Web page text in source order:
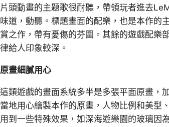
片頭動畫的主題歌很耐聽，帶領玩者進去
味道，動聽。標題畫面的配樂，也是本作的
賞之作，帶有憂傷的芬圍。其餘的遊戲配樂
律給人印象較深。
原畫細膩用心
這類遊戲的畫面系統多半是多張平面原畫，
當地用心繪製本作的原畫，人物比例和美型
用到一些特殊效果，如深海遊樂園的玻璃因